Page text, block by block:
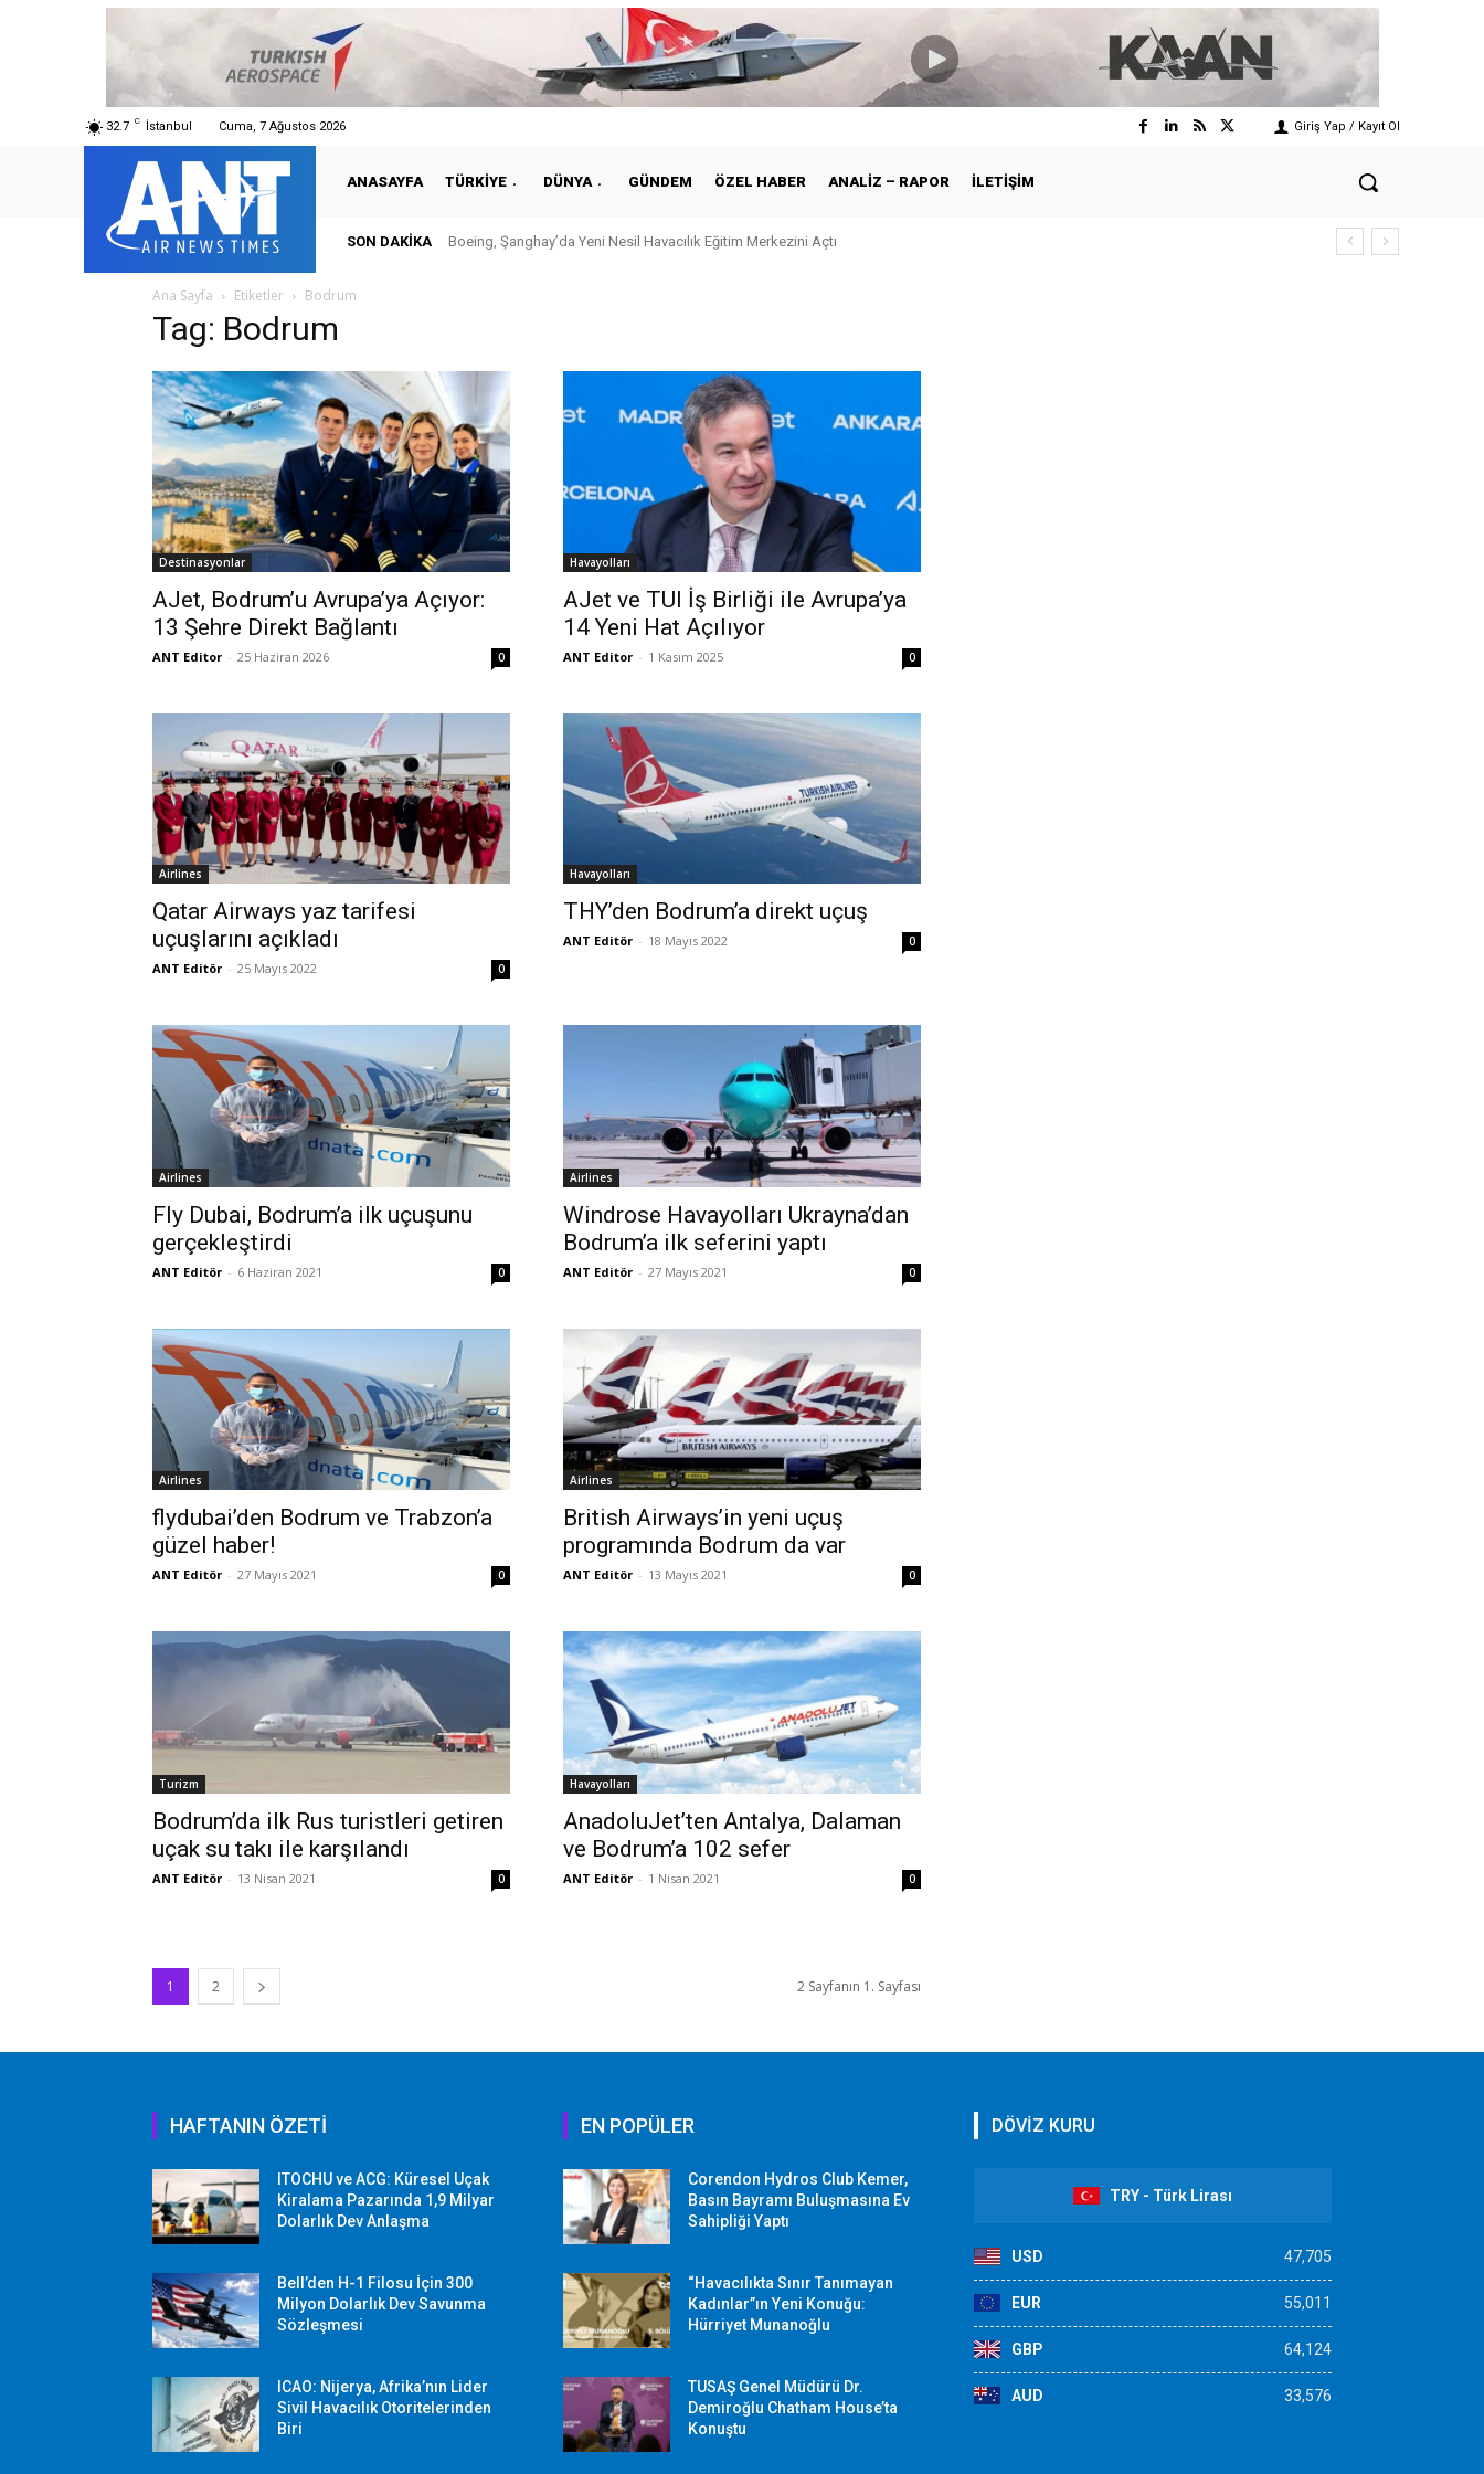
32.7 C İstanbul Cuma, 7 Ağustos 2026 Giriş Yap / Kayıt Ol
ANASAYFA TÜRKIYE DÜNYA GÜNDEM ÖZEL HABER ANALIZ – RAPOR İLETIŞIM
SON DAKIKA Boeing, Şanghay’da Yeni Nesil Havacılık Eğitim Merkezini Açtı
Ana Sayfa Etiketler Bodrum
Tag: Bodrum
Destinasyonlar
AJet, Bodrum’u Avrupa’ya Açıyor:
13 Şehre Direkt Bağlantı
ANT Editor - 25 Haziran 2026 0
Havayolları
AJet ve TUI İş Birliği ile Avrupa’ya
14 Yeni Hat Açılıyor
ANT Editor - 1 Kasım 2025 0
Airlines
Qatar Airways yaz tarifesi
uçuşlarını açıkladı
ANT Editör - 25 Mayıs 2022 0
Havayolları
THY’den Bodrum’a direkt uçuş
ANT Editör - 18 Mayıs 2022 0
Airlines
Fly Dubai, Bodrum’a ilk uçuşunu
gerçekleştirdi
ANT Editör - 6 Haziran 2021 0
Airlines
Windrose Havayolları Ukrayna’dan
Bodrum’a ilk seferini yaptı
ANT Editör - 27 Mayıs 2021 0
Airlines
flydubai’den Bodrum ve Trabzon’a
güzel haber!
ANT Editör - 27 Mayıs 2021 0
Airlines
British Airways’in yeni uçuş
programında Bodrum da var
ANT Editör - 13 Mayıs 2021 0
Turizm
Bodrum’da ilk Rus turistleri getiren
uçak su takı ile karşılandı
ANT Editör - 13 Nisan 2021 0
Havayolları
AnadoluJet’ten Antalya, Dalaman
ve Bodrum’a 102 sefer
ANT Editör - 1 Nisan 2021 0
1 2 2 Sayfanın 1. Sayfası
HAFTANIN ÖZETİ
ITOCHU ve ACG: Küresel Uçak
Kiralama Pazarında 1,9 Milyar
Dolarlık Dev Anlaşma
Bell’den H-1 Filosu İçin 300
Milyon Dolarlık Dev Savunma
Sözleşmesi
ICAO: Nijerya, Afrika’nın Lider
Sivil Havacılık Otoritelerinden
Biri
EN POPÜLER
Corendon Hydros Club Kemer,
Basın Bayramı Buluşmasına Ev
Sahipliği Yaptı
“Havacılıkta Sınır Tanımayan
Kadınlar”ın Yeni Konuğu:
Hürriyet Munanoğlu
TUSAŞ Genel Müdürü Dr.
Demiroğlu Chatham House’ta
Konuştu
DÖVİZ KURU
TRY - Türk Lirası
USD 47,705
EUR 55,011
GBP 64,124
AUD 33,576